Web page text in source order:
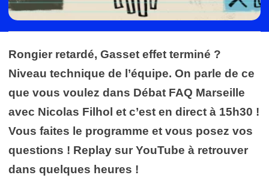
Rongier retardé, Gasset effet terminé ?
Niveau technique de l’équipe. On parle de ce
que vous voulez dans Débat FAQ Marseille
avec Nicolas Filhol et c’est en direct à 15h30 !
Vous faites le programme et vous posez vos
questions ! Replay sur YouTube à retrouver
dans quelques heures !